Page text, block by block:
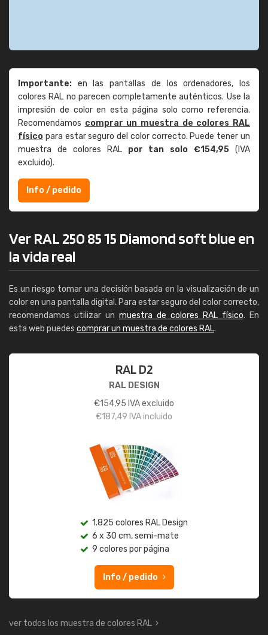
Importante: en las pantallas de los ordenadores, los
colores RAL no parecen completamente auténticos. Use la
impresión de color en esta página solo como referencia.
Recomendamos comprar un muestra de colores RAL
físico para estar seguro del color correcto. Puede tener un
muestra de colores RAL por tan solo €154,95 (IVA
excluido).
Info / pedido
Ver RAL 250 85 15 Diamond soft blue en
la vida real
Es un riesgo tomar una decisión basada en la visualización de un
color en una pantalla digital. Para estar seguro del color correcto,
recomendamos utilizar un muestra de colores RAL físico. En
esta web puedes comprar un muestra de colores RAL.
RAL D2
RAL DESIGN
€154,95 IVA excluido
€187,49 IVA incluido
1.825 colores RAL Design
6 x 30 cm, semi-mate
9 colores por página
Info / pedido
ver todos los muestra de colores RAL